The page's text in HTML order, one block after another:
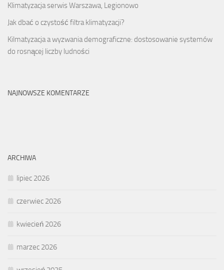
Klimatyzacja serwis Warszawa, Legionowo
Jak dbać o czystość filtra klimatyzacji?
Kilmatyzacja a wyzwania demograficzne: dostosowanie systemów
do rosnącej liczby ludności
NAJNOWSZE KOMENTARZE
ARCHIWA
lipiec 2026
czerwiec 2026
kwiecień 2026
marzec 2026